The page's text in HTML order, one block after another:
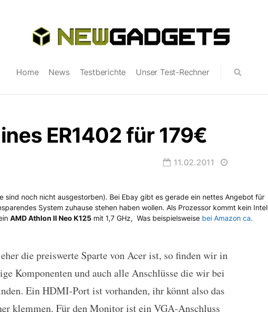
Home News Testberichte Unser Test-Rechner
ER1402 für 179€
11.02.2011
für 179€
sind noch nicht ausgestorben). Bei Ebay gibt es gerade ein nettes Angebot für
System zuhause stehen haben wollen. Als Prozessor kommt kein Intel
AMD Athlon II Neo K125 mit 1,7 GHz, Was beispielsweise bei Amazon ca.
die preiswerte Sparte von Acer ist, so finden wir in
Komponenten und auch alle Anschlüsse die wir bei
Ein HDMI-Port ist vorhanden, ihr könnt also das
klemmen. Für den Monitor ist ein VGA-Anschluss